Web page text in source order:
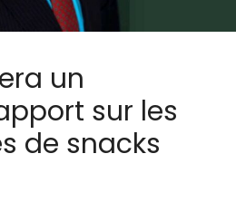
un
sur les
de snacks